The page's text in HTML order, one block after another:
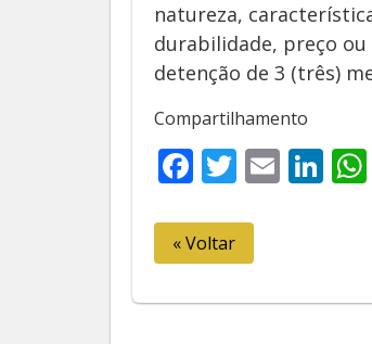
natureza,
durabilidade, preço
detenção de 3 (três)
Compartilhamento
Facebook
Twitter
Email
« Voltar